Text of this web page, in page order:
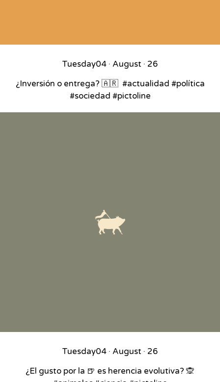
Tuesday04 · August · 26
¿Inversión o entrega? 🇦🇷⁣ ⁣ #actualidad #política
#sociedad #pictoline
Tuesday04 · August · 26
¿El gusto por la 🍺 es herencia evolutiva? 🙊